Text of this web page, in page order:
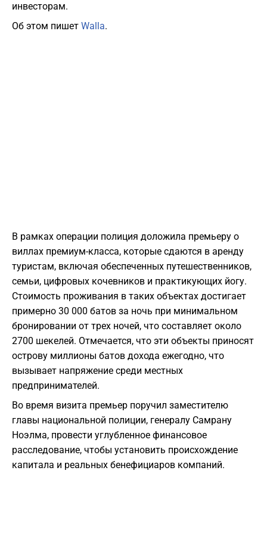
инвесторам.
Об этом пишет Walla.
В рамках операции полиция доложила премьеру о
виллах премиум-класса, которые сдаются в аренду
туристам, включая обеспеченных путешественников,
семьи, цифровых кочевников и практикующих йогу.
Стоимость проживания в таких объектах достигает
примерно 30 000 батов за ночь при минимальном
бронировании от трех ночей, что составляет около
2700 шекелей. Отмечается, что эти объекты приносят
острову миллионы батов дохода ежегодно, что
вызывает напряжение среди местных
предпринимателей.
Во время визита премьер поручил заместителю
главы национальной полиции, генералу Самрану
Ноэлма, провести углубленное финансовое
расследование, чтобы установить происхождение
капитала и реальных бенефициаров компаний.